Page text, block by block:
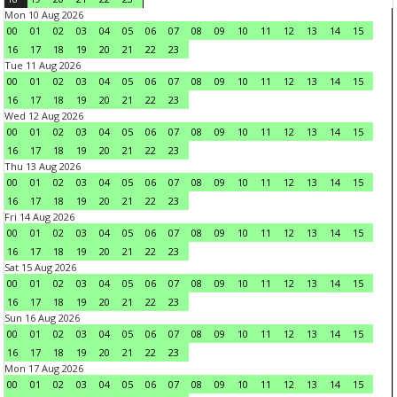
Mon 10 Aug 2026
00
01 02 03 04 05 06 07 08 09 10 11 12 13 14
15
16
17 18 19 20 21 22
23
Tue 11 Aug 2026
00
01 02 03 04 05 06 07 08 09 10 11 12 13 14
15
16
17 18 19 20 21 22
23
Wed 12 Aug 2026
00
01 02 03 04 05 06 07 08 09 10 11 12 13 14
15
16
17 18 19 20 21 22
23
Thu 13 Aug 2026
00
01 02 03 04 05 06 07 08 09 10 11 12 13 14
15
16
17 18 19 20 21 22
23
Fri 14 Aug 2026
00
01 02 03 04 05 06 07 08 09 10 11 12 13 14
15
16
17 18 19 20 21 22
23
Sat 15 Aug 2026
00
01 02 03 04 05 06 07 08 09 10 11 12 13 14
15
16
17 18 19 20 21 22
23
Sun 16 Aug 2026
00
01 02 03 04 05 06 07 08 09 10 11 12 13 14
15
16
17 18 19 20 21 22
23
Mon 17 Aug 2026
00
01 02 03 04 05 06 07 08 09 10 11 12 13 14
15